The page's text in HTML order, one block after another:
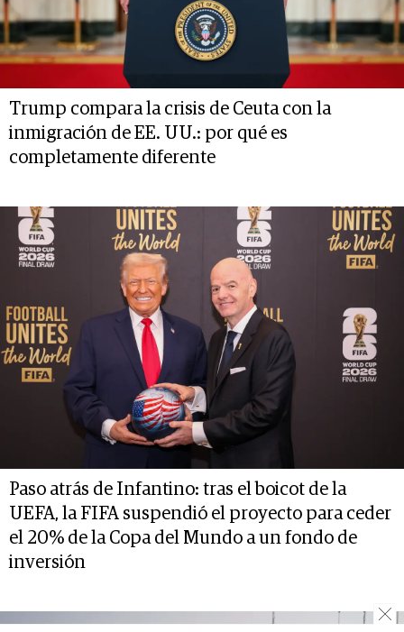
Trump compara la crisis de Ceuta con la
inmigración de EE. UU.: por qué es
completamente diferente
Paso atrás de Infantino: tras el boicot de la
UEFA, la FIFA suspendió el proyecto para ceder
el 20% de la Copa del Mundo a un fondo de
inversión